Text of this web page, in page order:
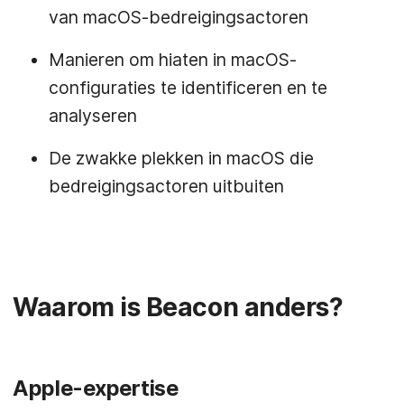
van macOS-bedreigingsactoren
Manieren om hiaten in macOS-
configuraties te identificeren en te
analyseren
De zwakke plekken in macOS die
bedreigingsactoren uitbuiten
Waarom is Beacon anders?
Apple-expertise